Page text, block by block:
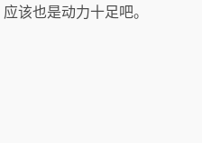
该也是动力十足吧。